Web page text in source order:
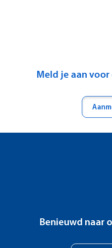
Meld je aan
Benieuwd naar